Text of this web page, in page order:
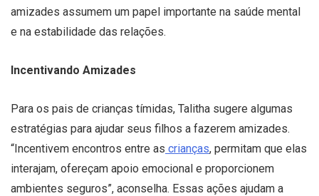
amizades assumem um papel importante na saúde mental
e na estabilidade das relações.
Incentivando Amizades
Para os pais de crianças tímidas, Talitha sugere algumas
estratégias para ajudar seus filhos a fazerem amizades.
“Incentivem encontros entre as crianças, permitam que elas
interajam, ofereçam apoio emocional e proporcionem
ambientes seguros”, aconselha. Essas ações ajudam a